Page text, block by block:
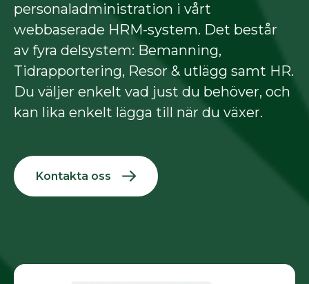
personaladministration i vårt
webbaserade HRM-system. Det består
av fyra delsystem: Bemanning,
Tidrapportering, Resor & utlägg samt HR.
Du väljer enkelt vad just du behöver, och
kan lika enkelt lägga till när du växer.
Kontakta oss